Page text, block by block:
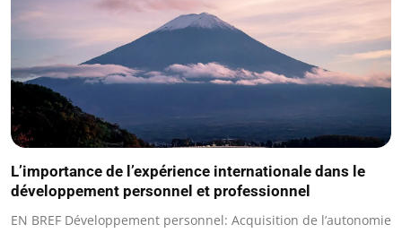
L’importance de l’expérience internationale dans le
développement personnel et professionnel
EN BREF Développement personnel: Acquisition de l’autonomie